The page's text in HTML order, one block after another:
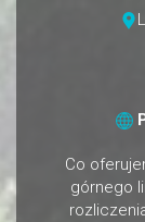
Co
górnego